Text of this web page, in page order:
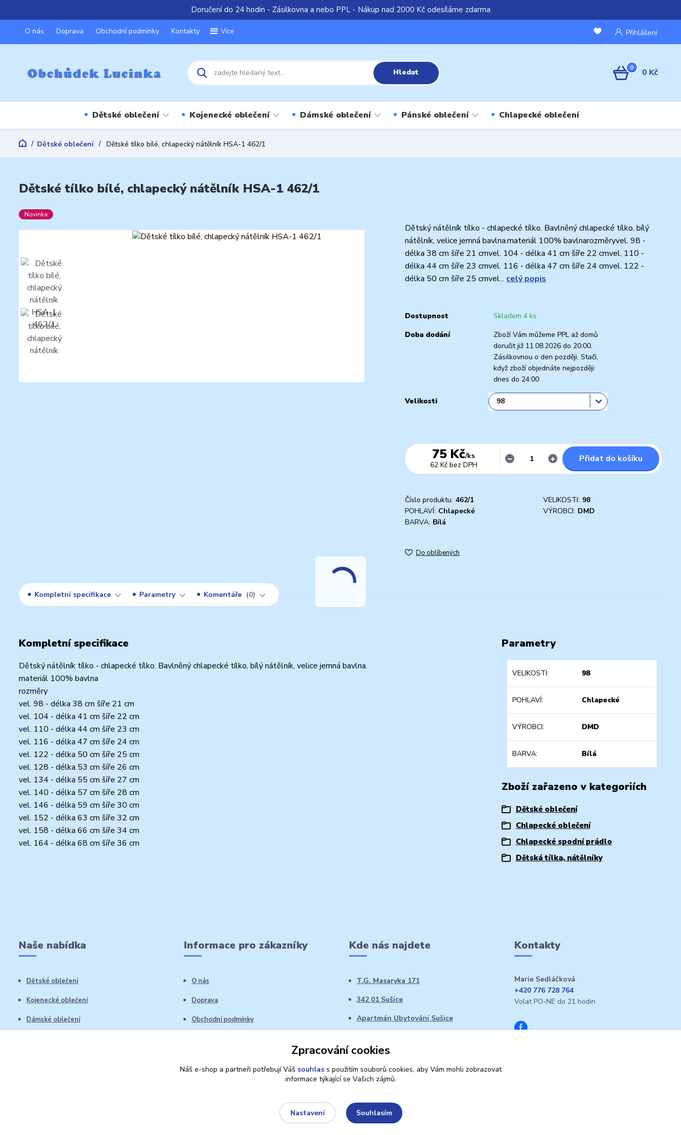
Doručení do 24 hodin - Zásilkovna a nebo PPL - Nákup nad 2000 Kč odesíláme zdarma
O nás Doprava Obchodní podmínky Kontakty Více Přihlášení
Hledat 0 0 Kč
Dětské oblečení Kojenecké oblečení Dámské oblečení Pánské oblečení Chlapecké oblečení
Dětské oblečení Dětské tílko bílé, chlapecký nátělník HSA-1 462/1
Dětské tílko bílé, chlapecký nátělník HSA-1 462/1
Novinka
Dětský nátělník tílko - chlapecké tílko. Bavlněný chlapecké tílko, bílý
nátělník, velice jemná bavlna.materiál 100% bavlnarozměryvel. 98 -
délka 38 cm šíře 21 cmvel. 104 - délka 41 cm šíře 22 cmvel. 110 -
délka 44 cm šíře 23 cmvel. 116 - délka 47 cm šíře 24 cmvel. 122 -
délka 50 cm šíře 25 cmvel... celý popis
Dostupnost
Skladem 4 ks
Doba dodání
Zboží Vám můžeme PPL až domů
doručit již 11.08.2026 do 20:00.
Zásilkovnou o den později. Stačí,
když zboží objednáte nejpozději
dnes do 24:00
Velikosti
75 Kč/ks
62 Kč bez DPH
Přidat do košíku
Číslo produktu: 462/1 VELIKOSTI: 98
POHLAVÍ: Chlapecké VÝROBCI: DMD
BARVA: Bílá
Do oblíbených
Kompletní specifikace Parametry Komentáře 0
Kompletní specifikace
Dětský nátělník tílko - chlapecké tílko. Bavlněný chlapecké tílko, bílý nátělník, velice jemná bavlna.
materiál 100% bavlna
rozměry
vel. 98 - délka 38 cm šíře 21 cm
vel. 104 - délka 41 cm šíře 22 cm
vel. 110 - délka 44 cm šíře 23 cm
vel. 116 - délka 47 cm šíře 24 cm
vel. 122 - délka 50 cm šíře 25 cm
vel. 128 - délka 53 cm šíře 26 cm
vel. 134 - délka 55 cm šíře 27 cm
vel. 140 - délka 57 cm šíře 28 cm
vel. 146 - délka 59 cm šíře 30 cm
vel. 152 - délka 63 cm šíře 32 cm
vel. 158 - délka 66 cm šíře 34 cm
vel. 164 - délka 68 cm šíře 36 cm
Parametry
VELIKOSTI 98
POHLAVÍ Chlapecké
VÝROBCI DMD
BARVA Bílá
Zboží zařazeno v kategoriích
Dětské oblečení
Chlapecké oblečení
Chlapecké spodní prádlo
Dětská tílka, nátělníky
Naše nabídka
Dětské oblečení
Kojenecké oblečení
Dámské oblečení
Informace pro zákazníky
O nás
Doprava
Obchodní podmínky
Kde nás najdete
T.G. Masaryka 171
342 01 Sušice
Apartmán Ubytování Sušice
Kontakty
Marie Sedláčková
+420 776 728 764
Volat PO-NE do 21 hodin
Zpracování cookies
Náš e-shop a partneři potřebují Váš souhlass použitím souborů cookies, aby Vám mohli zobrazovat
informace týkající se Vašich zájmů.
Nastavení Souhlasím